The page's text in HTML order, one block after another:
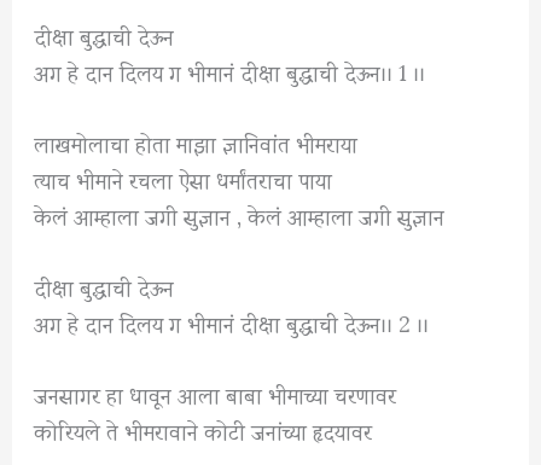
दीक्षा बुद्धाची देऊन
अग हे दान दिलय ग भीमानं दीक्षा बुद्धाची देऊन।। 1 ।।
लाखमोलाचा होता माझा ज्ञानिवांत भीमराया
त्याच भीमाने रचला ऐसा धर्मांतराचा पाया
केलं आम्हाला जगी सुज्ञान , केलं आम्हाला जगी सुज्ञान
दीक्षा बुद्धाची देऊन
अग हे दान दिलय ग भीमानं दीक्षा बुद्धाची देऊन।। 2 ।।
जनसागर हा धावून आला बाबा भीमाच्या चरणावर
कोरियले ते भीमरावाने कोटी जनांच्या हृदयावर